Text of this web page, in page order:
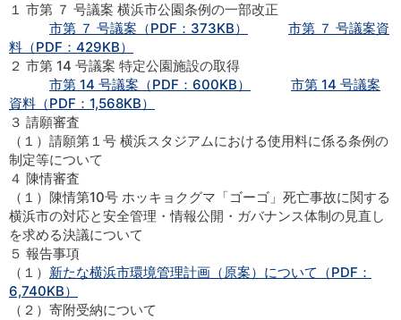
１ 市第 ７ 号議案 横浜市公園条例の一部改正
市第 ７ 号議案（PDF：373KB）
市第 ７ 号議案資
料（PDF：429KB）
２ 市第 14 号議案 特定公園施設の取得
市第 14 号議案（PDF：600KB）
市第 14 号議案
資料（PDF：1,568KB）
３ 請願審査
（１）請願第１号 横浜スタジアムにおける使用料に係る条例の
制定等について
４ 陳情審査
（１）陳情第10号 ホッキョクグマ「ゴーゴ」死亡事故に関する
横浜市の対応と安全管理・情報公開・ガバナンス体制の見直し
を求める決議について
５ 報告事項
（１） 新たな横浜市環境管理計画（原案）について（PDF：
6,740KB）
（２）寄附受納について